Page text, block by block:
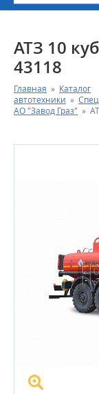
КАТАЛОГ
СЕРВИС И
ЗАПАСНЫЕ ЧАСТИ
ФОТОГАЛЕРЕЯ
КОНТАКТНАЯ
АТЗ 10
43118
Главная » Каталог
автотехники »
АО "Завод Граз" »